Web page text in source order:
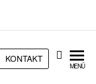
KONTAKT
MENÜ